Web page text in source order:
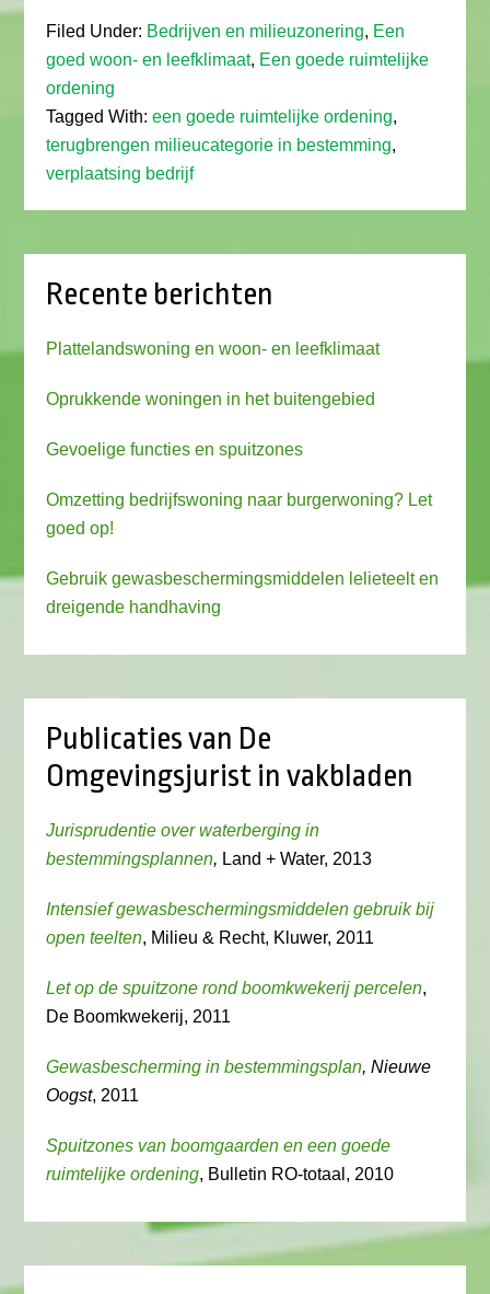
Filed Under: Bedrijven en milieuzonering, Een
goed woon- en leefklimaat, Een goede ruimtelijke
ordening
Tagged With:een goede ruimtelijke ordening,
terugbrengen milieucategorie in bestemming,
verplaatsing bedrijf
Recente berichten
Plattelandswoning en woon- en leefklimaat
Oprukkende woningen in het buitengebied
Gevoelige functies en spuitzones
Omzetting bedrijfswoning naar burgerwoning? Let
goed op!
Gebruik gewasbeschermingsmiddelen lelieteelt en
dreigende handhaving
Publicaties van De
Omgevingsjurist in vakbladen
Jurisprudentie over waterberging in
bestemmingsplannen, Land + Water, 2013
Intensief gewasbeschermingsmiddelen gebruik bij
open teelten, Milieu & Recht, Kluwer, 2011
Let op de spuitzone rond boomkwekerij percelen,
De Boomkwekerij, 2011
Gewasbescherming in bestemmingsplan, Nieuwe
Oogst, 2011
Spuitzones van boomgaarden en een goede
ruimtelijke ordening, Bulletin RO-totaal, 2010